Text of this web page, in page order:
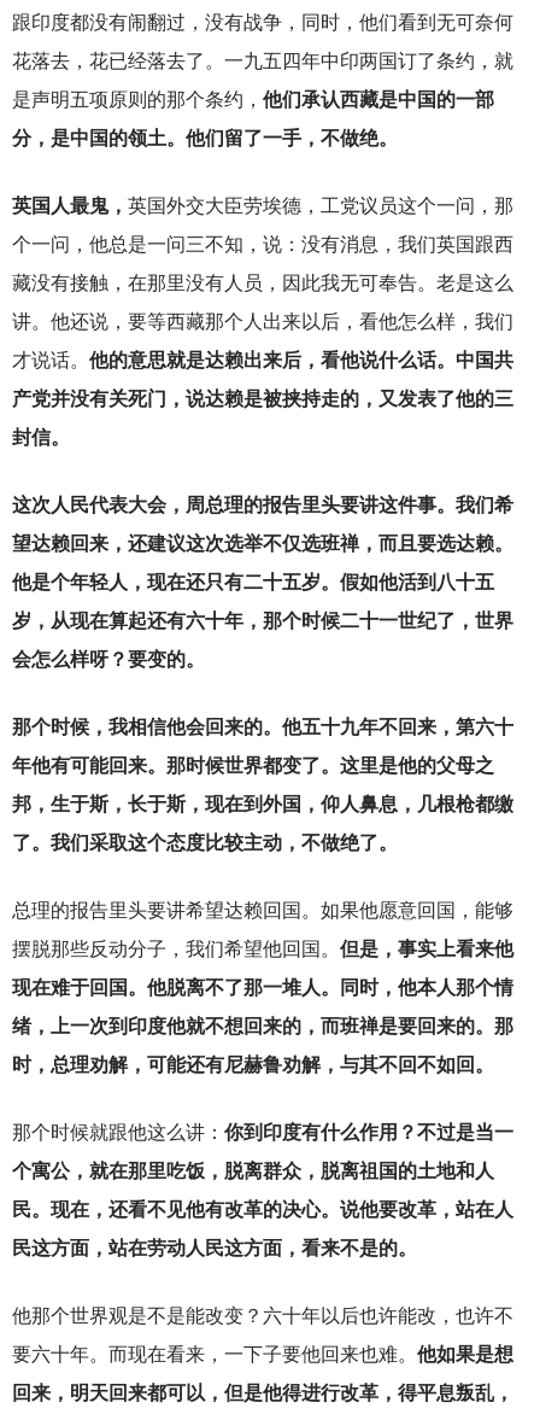
跟印度都没有闹翻过，没有战争，同时，他们看到无可奈何
花落去，花已经落去了。一九五四年中印两国订了条约，就
是声明五项原则的那个条约， 他们承认西藏是中国的一部
分，是中国的领土。他们留了一手，不做绝。
英国人最鬼， 英国外交大臣劳埃德，工党议员这个一问，那
个一问，他总是一问三不知，说：没有消息，我们英国跟西
藏没有接触，在那里没有人员，因此我无可奉告。老是这么
讲。他还说，要等西藏那个人出来以后，看他怎么样，我们
才说话。 他的意思就是达赖出来后，看他说什么话。中国共
产党并没有关死门，说达赖是被挟持走的，又发表了他的三
封信。
这次人民代表大会，周总理的报告里头要讲这件事。我们希
望达赖回来，还建议这次选举不仅选班禅，而且要选达赖。
他是个年轻人，现在还只有二十五岁。假如他活到八十五
岁，从现在算起还有六十年，那个时候二十一世纪了，世界
会怎么样呀？要变的。
那个时候，我相信他会回来的。他五十九年不回来，第六十
年他有可能回来。那时候世界都变了。这里是他的父母之
邦，生于斯，长于斯，现在到外国，仰人鼻息，几根枪都缴
了。我们采取这个态度比较主动，不做绝了。
总理的报告里头要讲希望达赖回国。如果他愿意回国，能够
摆脱那些反动分子，我们希望他回国。 但是，事实上看来他
现在难于回国。他脱离不了那一堆人。同时，他本人那个情
绪，上一次到印度他就不想回来的，而班禅是要回来的。那
时，总理劝解，可能还有尼赫鲁劝解，与其不回不如回。
那个时候就跟他这么讲： 你到印度有什么作用？不过是当一
个寓公，就在那里吃饭，脱离群众，脱离祖国的土地和人
民。现在，还看不见他有改革的决心。说他要改革，站在人
民这方面，站在劳动人民这方面，看来不是的。
他那个世界观是不是能改变？六十年以后也许能改，也许不
要六十年。而现在看来，一下子要他回来也难。 他如果是想
回来，明天回来都可以，但是他得进行改革，得平息叛乱，